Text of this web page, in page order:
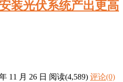
装光伏系统产出更高
11 月 26 日 阅读(4,589) 评论(0)